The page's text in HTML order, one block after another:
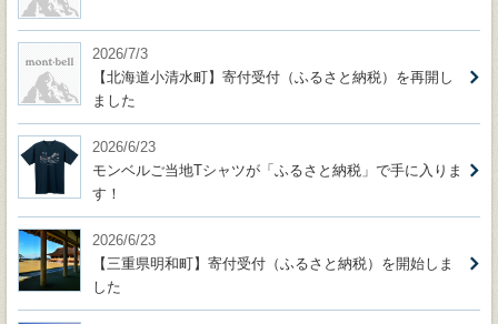
2026/7/3
【北海道小清水町】寄付受付（ふるさと納税）を再開し
ました
2026/6/23
モンベルご当地Tシャツが「ふるさと納税」で手に入りま
す！
2026/6/23
【三重県明和町】寄付受付（ふるさと納税）を開始しま
した